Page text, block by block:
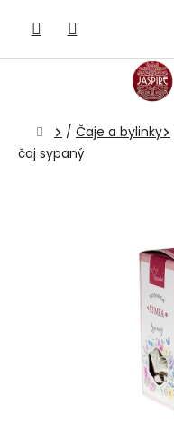
obsah
Domov
/ Čaje a bylinky
čaj sypaný